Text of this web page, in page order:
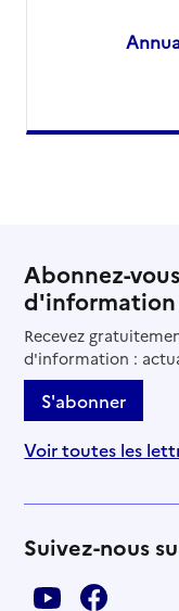
Abonnez-
d'information
Recevez
d'information :
S'abonner
Voir toutes les
Suivez-nous